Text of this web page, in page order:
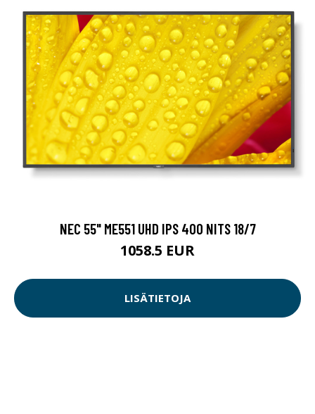
NEC 55" ME551 UHD IPS 400 NITS 18/7
1058.5 EUR
LISÄTIETOJA